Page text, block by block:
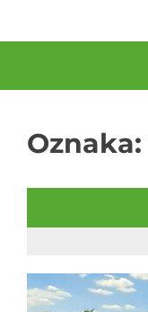
Oznaka: